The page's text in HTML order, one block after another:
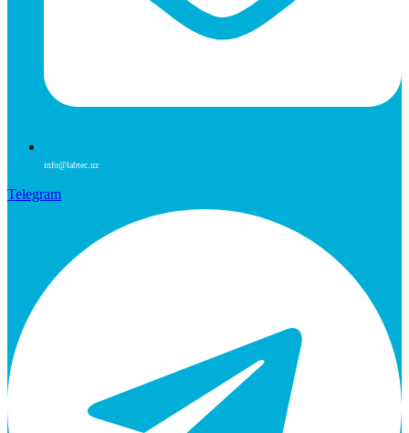
info@labtec.uz
Telegram